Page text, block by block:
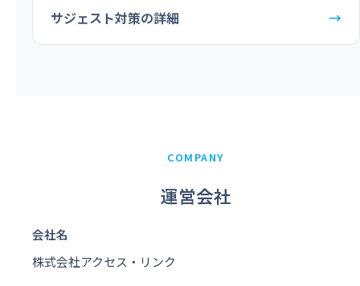
サジェスト対策の詳細 →
COMPANY
運営会社
会社名
株式会社アクセス・リンク